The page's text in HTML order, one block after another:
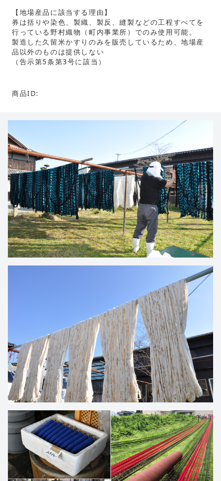
【地場産品に該当する理由】
券は括りや染色、製織、製反、縫製などの工程すべてを
行っている野村織物（町内事業所）でのみ使用可能。
製造した久留米かすりのみを販売しているため、地場産
品以外のものは提供しない
（告示第5条第3号に該当）
商品ID: